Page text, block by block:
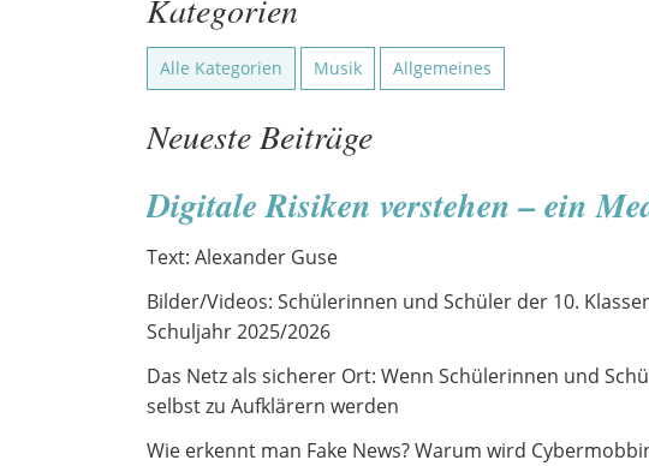
Kategorien
Alle Kategorien Musik Allgemeines
Neueste Beiträge
Digitale Risiken verstehen – ein
Text: Alexander Guse
Bilder/Videos: Schülerinnen und Schüler der 10.
Schuljahr 2025/2026
Das Netz als sicherer Ort: Wenn Schülerinnen und
selbst zu Aufklärern werden
Wie erkennt man Fake News? Warum wird